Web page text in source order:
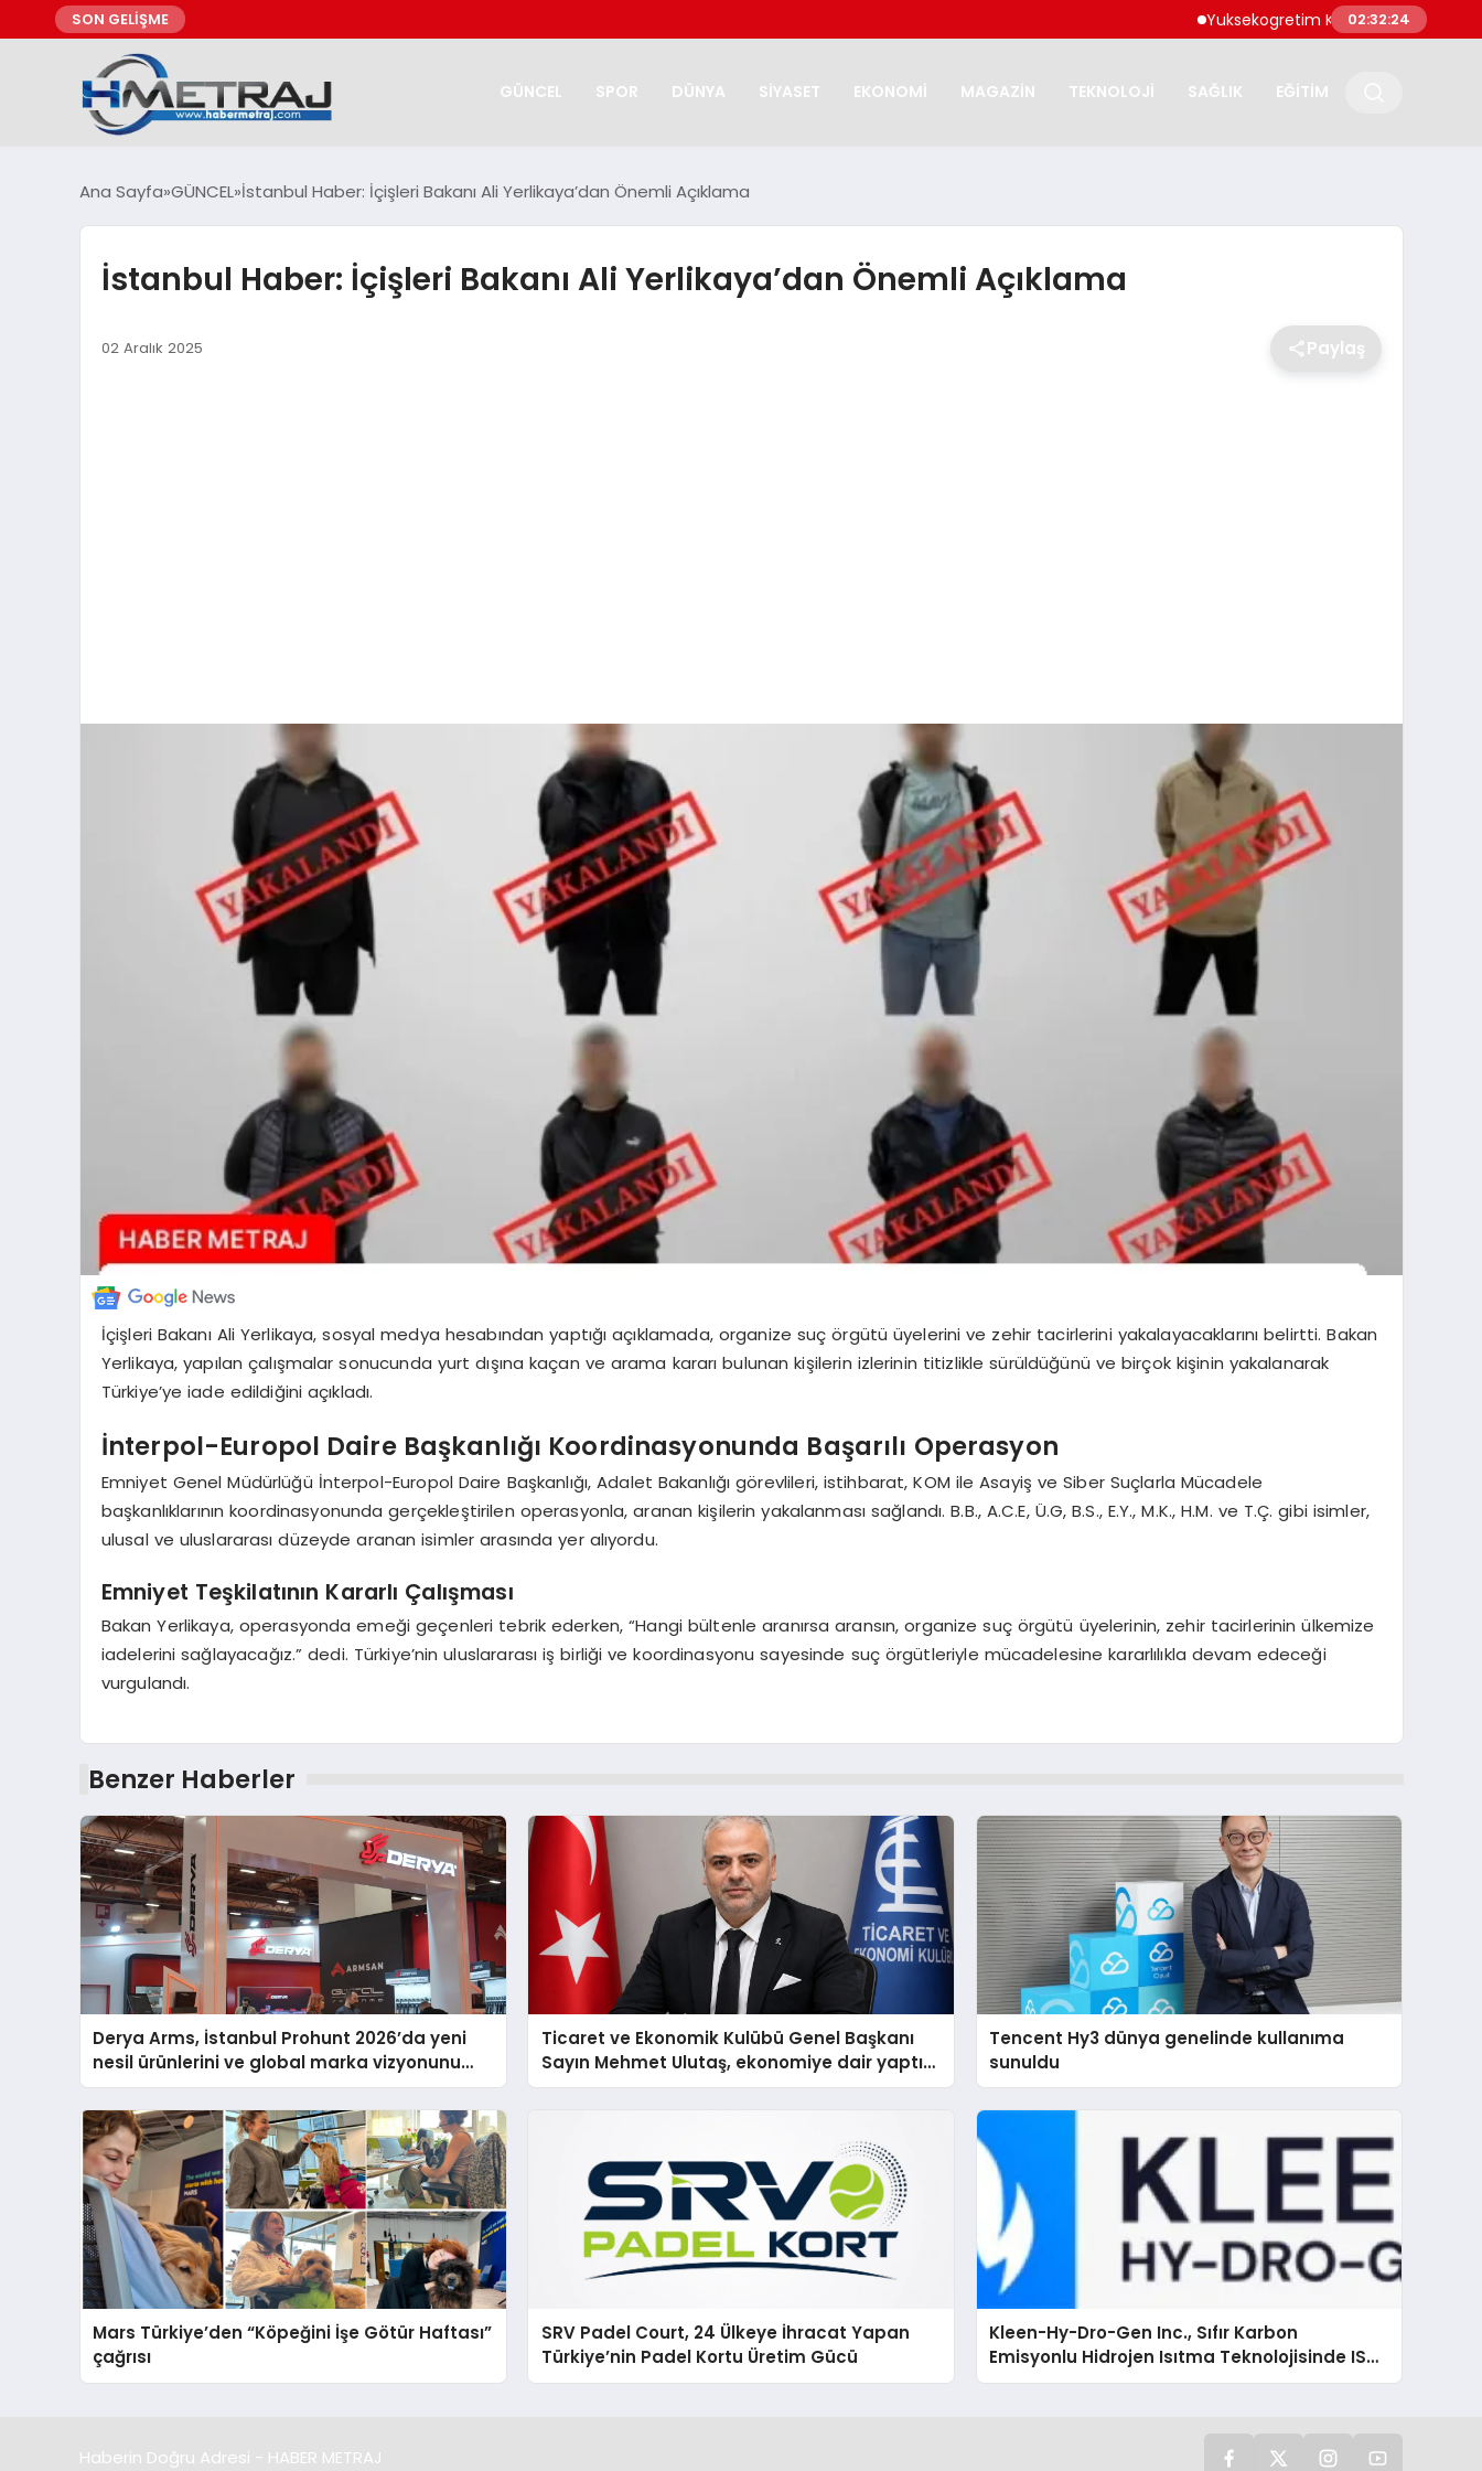
SON GELİŞME Yuksekogretim Kurumu Dijital Donusum
02:32:25
GÜNCEL SPOR DÜNYA SİYASET EKONOMİ MAGAZİN TEKNOLOJİ SAĞLIK EĞİTİM
Ana Sayfa GÜNCEL İstanbul Haber: İçişleri Bakanı Ali Yerlikaya’dan Önemli Açıklama
İstanbul Haber: İçişleri Bakanı Ali Yerlikaya’dan Önemli Açıklama
02 Aralık 2025 Paylaş
İçişleri Bakanı Ali Yerlikaya, sosyal medya hesabından yaptığı açıklamada, organize suç örgütü üyelerini ve zehir tacirlerini yakalayacaklarını belirtti. Bakan
Yerlikaya, yapılan çalışmalar sonucunda yurt dışına kaçan ve arama kararı bulunan kişilerin izlerinin titizlikle sürüldüğünü ve birçok kişinin yakalanarak
Türkiye’ye iade edildiğini açıkladı.
İnterpol-Europol Daire Başkanlığı Koordinasyonunda Başarılı Operasyon
Emniyet Genel Müdürlüğü İnterpol-Europol Daire Başkanlığı, Adalet Bakanlığı görevlileri, istihbarat, KOM ile Asayiş ve Siber Suçlarla Mücadele
başkanlıklarının koordinasyonunda gerçekleştirilen operasyonla, aranan kişilerin yakalanması sağlandı. B.B., A.C.E, Ü.G, B.S., E.Y., M.K., H.M. ve T.Ç. gibi isimler,
ulusal ve uluslararası düzeyde aranan isimler arasında yer alıyordu.
Emniyet Teşkilatının Kararlı Çalışması
Bakan Yerlikaya, operasyonda emeği geçenleri tebrik ederken, “Hangi bültenle aranırsa aransın, organize suç örgütü üyelerinin, zehir tacirlerinin ülkemize
iadelerini sağlayacağız.” dedi. Türkiye’nin uluslararası iş birliği ve koordinasyonu sayesinde suç örgütleriyle mücadelesine kararlılıkla devam edeceği
vurgulandı.
Benzer Haberler
Derya Arms, İstanbul Prohunt 2026’da yeni
nesil ürünlerini ve global marka vizyonunu
sergiledi
Ticaret ve Ekonomik Kulübü Genel Başkanı
Sayın Mehmet Ulutaş, ekonomiye dair yaptığı
açıklamada şunları kaydetti:
Tencent Hy3 dünya genelinde kullanıma
sunuldu
Mars Türkiye’den “Köpeğini İşe Götür Haftası”
çağrısı
SRV Padel Court, 24 Ülkeye İhracat Yapan
Türkiye’nin Padel Kortu Üretim Gücü
Kleen-Hy-Dro-Gen Inc., Sıfır Karbon
Emisyonlu Hidrojen Isıtma Teknolojisinde ISO
ve TSSA Düzenleyici Onaylarını Aldı
Haberin Doğru Adresi - HABER METRAJ